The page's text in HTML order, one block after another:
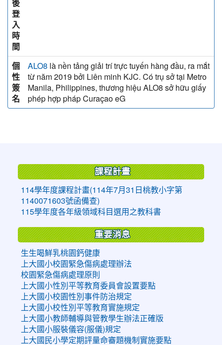
後
登
入
時
間
個
性
簽
名
ALO8 là nền tảng giải trí trực tuyến hàng đầu, ra mắt
từ năm 2019 bởi Liên minh KJC. Có trụ sở tại Metro
Manila, Philippines, thương hiệu ALO8 sở hữu giấy
phép hợp pháp Curaçao eG
課程計畫
114學年度課程計畫(114年7月31日桃教小字第
1140071603號函備查)
115學年度各年級領域科目選用之教科書
重要消息
生生喝鮮乳桃園鈣健康
上大國小校園緊急傷病處理辦法
校園緊急傷病處理原則
上大國小性別平等教育委員會設置要點
上大國小校園性別事件防治規定
上大國小校性別平等教育實施規定
上大國小教師輔導與管教學生辦法正確版
上大國小服裝儀容(服儀)規定
上大國民小學定期評量命審題機制實施要點